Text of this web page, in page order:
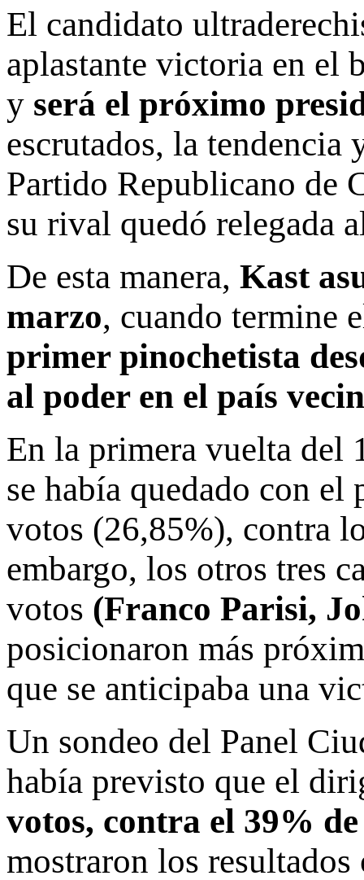
El candidato
aplastante victoria en el
y será el próximo
escrutados, la tendencia
Partido Republicano de
su rival quedó relegada
De esta manera, Kast
marzo, cuando termine
primer pinochetista
al poder en el país
En la primera vuelta del
se había quedado con
votos (26,85%), contra
embargo, los otros tres
votos (Franco Parisi,
posicionaron más
que se anticipaba una
Un sondeo del Panel
había previsto que el
votos, contra el 39%
mostraron los